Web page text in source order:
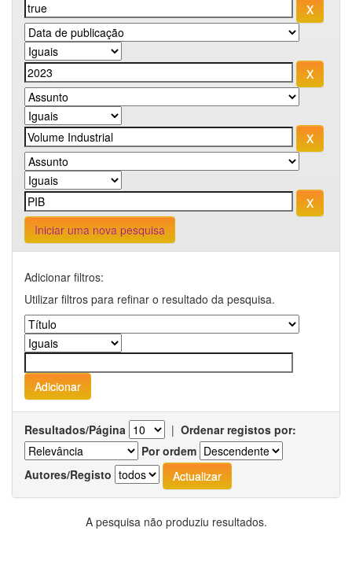
Iniciar uma nova pesquisa
Adicionar filtros:
Utilizar filtros para refinar o resultado da pesquisa.
Resultados/Página | Ordenar registos por:
Por ordem
Autores/Registo
A pesquisa não produziu resultados.